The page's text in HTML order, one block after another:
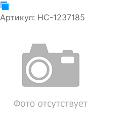
Артикул: НС-1237185